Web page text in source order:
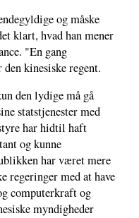
og måske
klart, hvad han mener
"En gang
kinesiske regent.
den lydige må gå
statstjenester med
har hidtil haft
og kunne
har været mere
regeringer med at have
computerkraft og
myndigheder